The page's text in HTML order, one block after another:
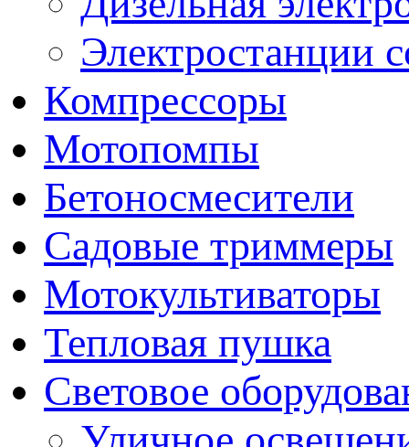
Электростанции
Компрессоры
Мотопомпы
Бетоносмесители
Садовые триммеры
Мотокультиваторы
Тепловая пушка
Световое